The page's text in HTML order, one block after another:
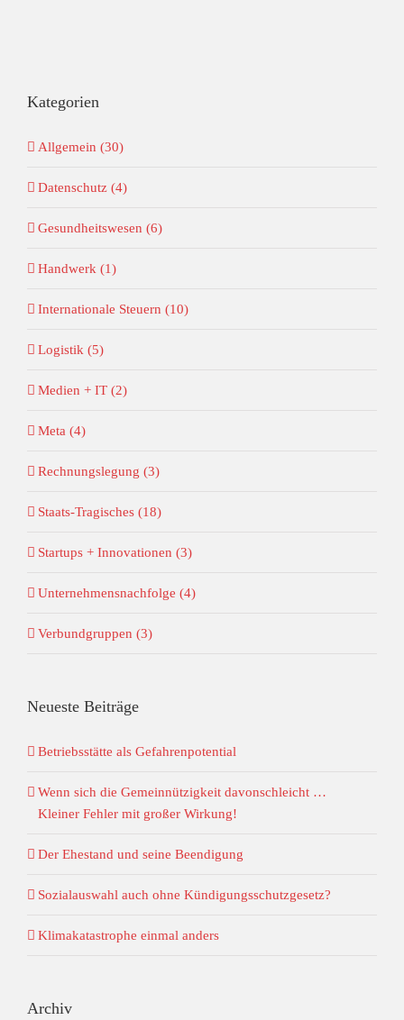
Kategorien
Allgemein (30)
Datenschutz (4)
Gesundheitswesen (6)
Handwerk (1)
Internationale Steuern (10)
Logistik (5)
Medien + IT (2)
Meta (4)
Rechnungslegung (3)
Staats-Tragisches (18)
Startups + Innovationen (3)
Unternehmensnachfolge (4)
Verbundgruppen (3)
Neueste Beiträge
Betriebsstätte als Gefahrenpotential
Wenn sich die Gemeinnützigkeit davonschleicht …
Kleiner Fehler mit großer Wirkung!
Der Ehestand und seine Beendigung
Sozialauswahl auch ohne Kündigungsschutzgesetz?
Klimakatastrophe einmal anders
Archiv